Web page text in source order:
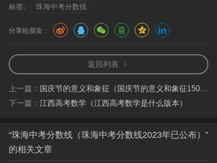
中学录取最低控制分数线为600分。其他普通高中（含民办
是566分；珠海市第二中学分数线是556分；珠海市实验中
学分数线是541分；北京师范大学（珠海）附属高级中学分
数线是530分。
分。2022年珠海特区职高中考投档分数线：珠海市第一种
市卫生学校344分，珠海市体育运动学校321分。
标签: 珠海中考分数线
分享给朋友：
返回列表
上一篇： 国庆节的意义和象征（国庆节的意义和象征150字）
下一篇： 江西高考数学（江西高考数学是什么版本）
“珠海中考分数线（珠海中考分数线2023年已公布）”
的相关文章